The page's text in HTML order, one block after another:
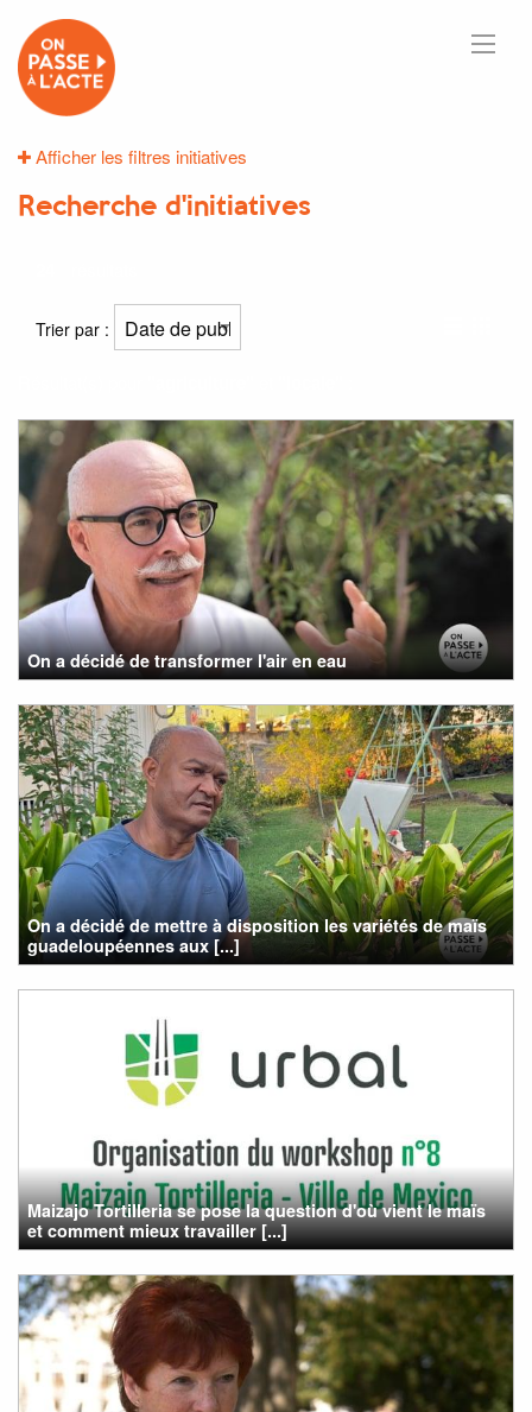
Afficher les filtres initiatives
Recherche d'initiatives
Trier par :
On a décidé de transformer l'air en eau
On a décidé de mettre à disposition les variétés de maïs
guadeloupéennes aux [...]
Maizajo Tortilleria se pose la question d'où vient le maïs
et comment mieux travailler [...]